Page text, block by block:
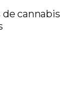
de cannabis